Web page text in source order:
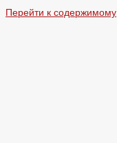
Перейти к содержимому